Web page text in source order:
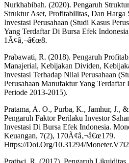
Nurkhabibah. (2020). Pengaruh
Struktur Aset, Profitabilitas, Dan Harga
Investasi Perusahaan (Studi Kasus
Yang Terdaftar Di Bursa Efek
1Ã¢â‚¬â€œ8.
Prabawati, R. (2018). Pengaruh
Manajerial, Kebijakan Dividen,
Investasi Terhadap Nilai Perusahaan
Perusahaan Manufaktur Yang
Periode 2013-2015).
Pratama, A. O., Purba, K., Jamhur, J.,
Pengaruh Faktor Perilaku Investor
Investasi Di Bursa Efek Indonesia.
Keuangan, 7(2), 170Ã¢â‚¬â€œ179.
Https://Doi.Org/10.31294/